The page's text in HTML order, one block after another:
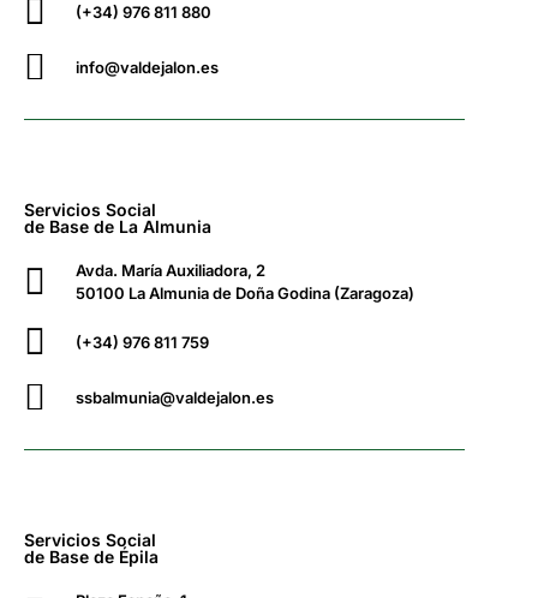
(+34) 976 811 880
info@valdejalon.es
Servicios Social
de Base de La Almunia
Avda. María Auxiliadora, 2
50100 La Almunia de Doña Godina (Zaragoza)
(+34) 976 811 759
ssbalmunia@valdejalon.es
Servicios Social
de Base de Épila